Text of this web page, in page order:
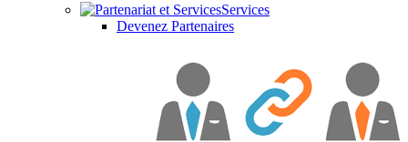
Services
Devenez Partenaires